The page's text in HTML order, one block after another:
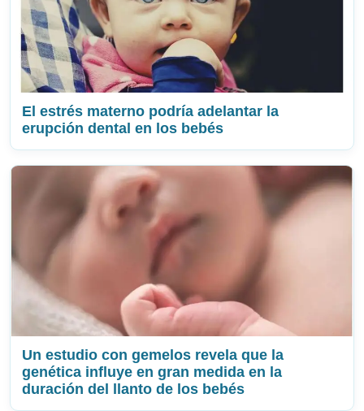
El estrés materno podría adelantar la
erupción dental en los bebés
Un estudio con gemelos revela que la
genética influye en gran medida en la
duración del llanto de los bebés